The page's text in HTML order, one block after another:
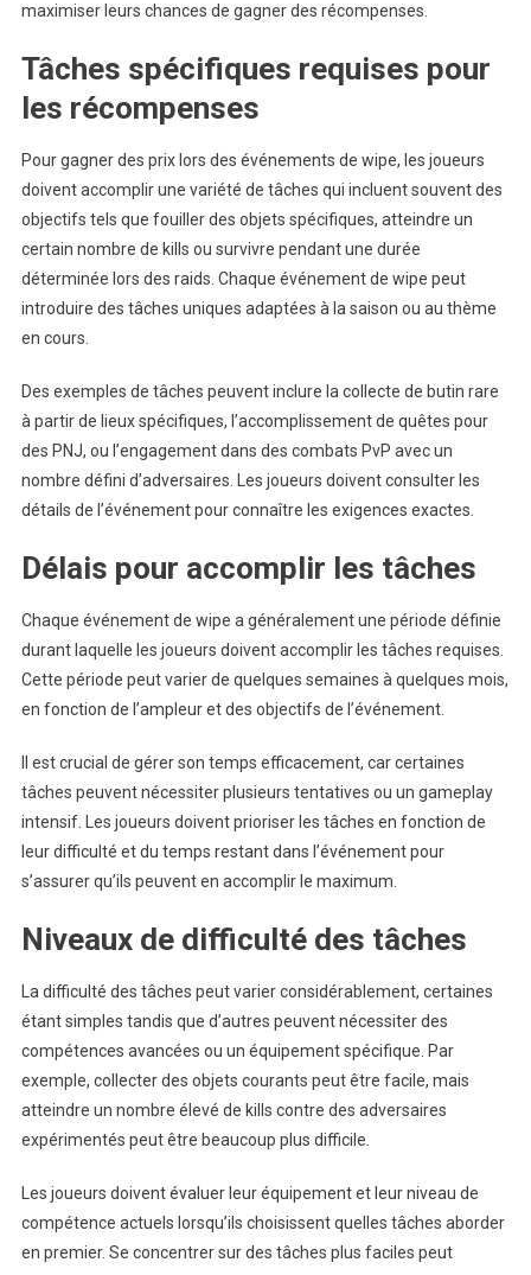
maximiser leurs chances de gagner des récompenses.
Tâches spécifiques requises pour
les récompenses
Pour gagner des prix lors des événements de wipe, les joueurs
doivent accomplir une variété de tâches qui incluent souvent des
objectifs tels que fouiller des objets spécifiques, atteindre un
certain nombre de kills ou survivre pendant une durée
déterminée lors des raids. Chaque événement de wipe peut
introduire des tâches uniques adaptées à la saison ou au thème
en cours.
Des exemples de tâches peuvent inclure la collecte de butin rare
à partir de lieux spécifiques, l’accomplissement de quêtes pour
des PNJ, ou l’engagement dans des combats PvP avec un
nombre défini d’adversaires. Les joueurs doivent consulter les
détails de l’événement pour connaître les exigences exactes.
Délais pour accomplir les tâches
Chaque événement de wipe a généralement une période définie
durant laquelle les joueurs doivent accomplir les tâches requises.
Cette période peut varier de quelques semaines à quelques mois,
en fonction de l’ampleur et des objectifs de l’événement.
Il est crucial de gérer son temps efficacement, car certaines
tâches peuvent nécessiter plusieurs tentatives ou un gameplay
intensif. Les joueurs doivent prioriser les tâches en fonction de
leur difficulté et du temps restant dans l’événement pour
s’assurer qu’ils peuvent en accomplir le maximum.
Niveaux de difficulté des tâches
La difficulté des tâches peut varier considérablement, certaines
étant simples tandis que d’autres peuvent nécessiter des
compétences avancées ou un équipement spécifique. Par
exemple, collecter des objets courants peut être facile, mais
atteindre un nombre élevé de kills contre des adversaires
expérimentés peut être beaucoup plus difficile.
Les joueurs doivent évaluer leur équipement et leur niveau de
compétence actuels lorsqu’ils choisissent quelles tâches aborder
en premier. Se concentrer sur des tâches plus faciles peut